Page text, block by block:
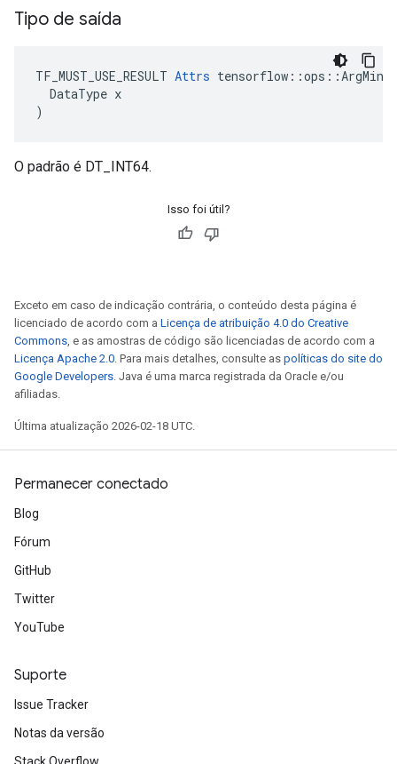
Tipo de saída
TF_MUST_USE_RESULT Attrs
  DataType x
)
O padrão é DT_INT64.
Isso foi útil?
Exceto em caso de indicação contrária, o conteúdo desta página é
licenciado de acordo com a Licença de atribuição 4.0 do Creative
Commons, e as amostras de código são licenciadas de acordo com a
Licença Apache 2.0. Para mais detalhes, consulte as políticas do site do
Google Developers. Java é uma marca registrada da Oracle e/ou
afiliadas.
Última atualização 2026-02-18 UTC.
Permanecer conectado
Blog
Fórum
GitHub
Twitter
YouTube
Suporte
Issue Tracker
Notas da versão